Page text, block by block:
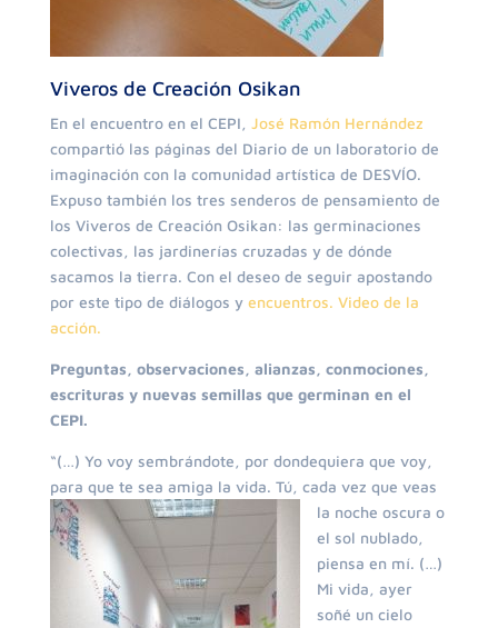
Viveros de Creación Osikan
En el encuentro en el CEPI, José Ramón Hernández
compartió las páginas del Diario de un laboratorio de
imaginación con la comunidad artística de DESVÍO.
Expuso también los tres senderos de pensamiento de
los Viveros de Creación Osikan: las germinaciones
colectivas, las jardinerías cruzadas y de dónde
sacamos la tierra. Con el deseo de seguir apostando
por este tipo de diálogos y encuentros. Video de la
acción.
Preguntas, observaciones, alianzas, conmociones,
escrituras y nuevas semillas que germinan en el
CEPI.
“(…) Yo voy sembrándote, por dondequiera que voy,
para que te sea amiga la vida. Tú, cada vez que veas
la noche oscura o
el sol nublado,
piensa en mí. (…)
Mi vida, ayer
soñé un cielo